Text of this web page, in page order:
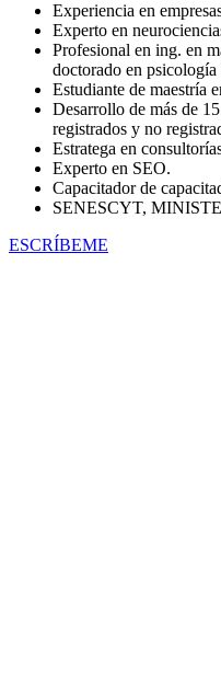
Experiencia en
Experto en
Profesional en ing. en
doctorado en
Estudiante de maestría
Desarrollo de más de
registrados y no
Estratega en
Experto en SEO.
Capacitador de
SENESCYT,
ESCRÍBEME